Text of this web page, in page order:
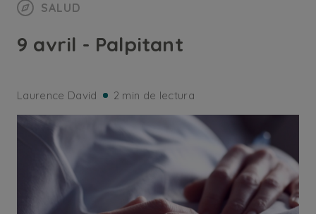
SALUD
9 avril - Palpitant
Laurence David 2 min de lectura